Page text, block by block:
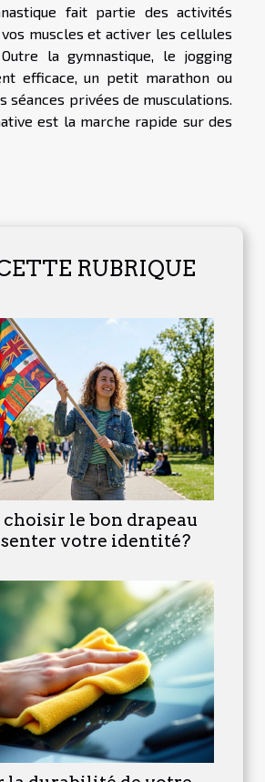
fait partie des activités
muscles et activer les cellules
la gymnastique, le jogging
efficace, un petit marathon ou
séances privées de musculations.
est la marche rapide sur des
RUBRIQUE
le bon drapeau
votre identité?